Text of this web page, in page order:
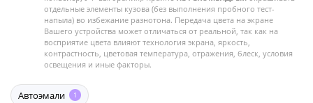
отдельные элементы кузова (без выполнения пробного тест-
напыла) во избежание разнотона. Передача цвета на экране
Вашего устройства может отличаться от реальной, так как на
восприятие цвета влияют технология экрана, яркость,
контрастность, цветовая температура, отражения, блеск, условия
освещения и иные факторы.
Автоэмали 1